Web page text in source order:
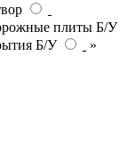
плиты Б/У
Б/У
»